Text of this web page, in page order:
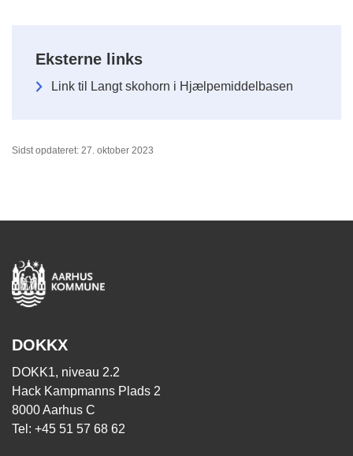
Eksterne links
Link til Langt skohorn i Hjælpemiddelbasen
Sidst opdateret: 27. oktober 2023
DOKKX
DOKK1, niveau 2.2
Hack Kampmanns Plads 2
8000 Aarhus C
Tel: +45 51 57 68 62